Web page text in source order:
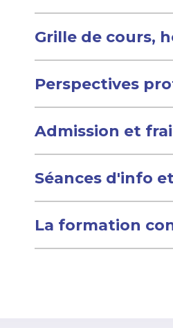
Grille de cours,
Perspectives
Admission et
Séances d'info
La formation